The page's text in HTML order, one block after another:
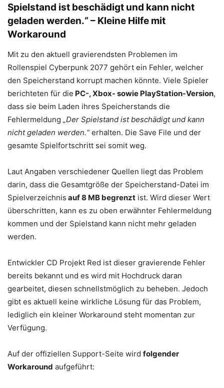
Spielstand ist beschädigt und kann nicht
geladen werden.“ – Kleine Hilfe mit
Workaround
Mit zu den aktuell gravierendsten Problemen im
Rollenspiel Cyberpunk 2077 gehört ein Fehler, welcher
den Speicherstand korrupt machen könnte. Viele Spieler
berichteten für die PC-, Xbox- sowie PlayStation-Version,
dass sie beim Laden ihres Speicherstands die
Fehlermeldung „Der Spielstand ist beschädigt und kann
nicht geladen werden.“erhalten. Die Save File und der
gesamte Spielfortschritt sei somit weg.
Laut Angaben verschiedener Quellen liegt das Problem
darin, dass die Gesamtgröße der Speicherstand-Datei im
Spielverzeichnis auf 8 MB begrenzt ist. Wird dieser Wert
überschritten, kann es zu oben erwähnter Fehlermeldung
kommen und der Spielstand kann nicht mehr geladen
werden.
Entwickler CD Projekt Red ist dieser gravierende Fehler
bereits bekannt und es wird mit Hochdruck daran
gearbeitet, diesen schnellstmöglich zu beheben. Jedoch
gibt es aktuell keine wirkliche Lösung für das Problem,
lediglich ein kleiner Workaround steht momentan zur
Verfügung.
Auf der offiziellen Support-Seite wird folgender
Workaround aufgeführt: